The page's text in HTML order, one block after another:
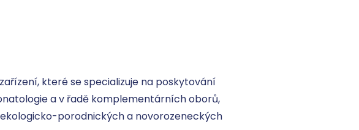
které se specializuje na poskytování
a v řadě komplementárních oborů,
porodnických a novorozeneckých